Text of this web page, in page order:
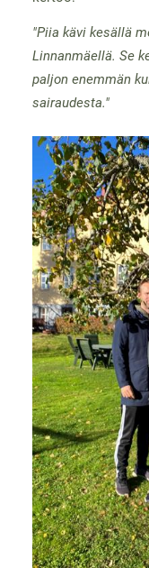
"Piia kävi kesällä
Linnanmäellä. Se
paljon enemmän
sairaudesta."